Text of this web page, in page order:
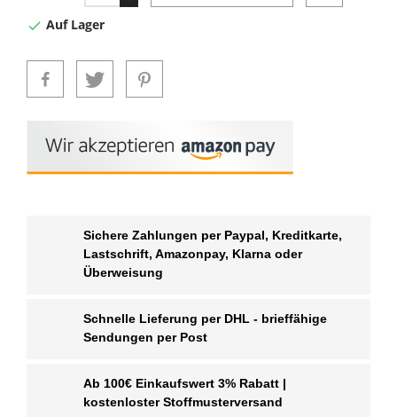
 Auf Lager
Sichere Zahlungen per Paypal, Kreditkarte,
Lastschrift, Amazonpay, Klarna oder
Überweisung
Schnelle Lieferung per DHL - brieffähige
Sendungen per Post
Ab 100€ Einkaufswert 3% Rabatt |
kostenloster Stoffmusterversand